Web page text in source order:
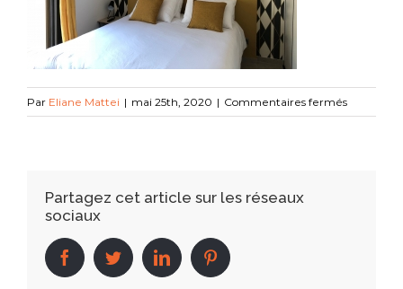
Par Eliane Mattei | mai 25th, 2020 | Commentaires ferméssur
IMG_0634
Partagez cet article sur les réseaux
sociaux
facebooktwitter linkedin pinterest